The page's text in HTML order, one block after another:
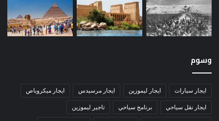
وسوم
ايجار سيارات ايجار ليموزين ايجار مرسيدس ايجار ميكروباص
ايجار نقل سياحي برنامج سياحي تاجير ليموزين